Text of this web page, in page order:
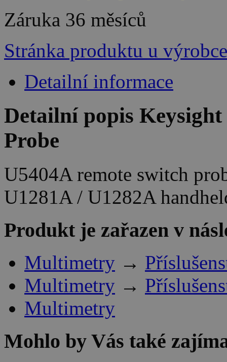
Záruka 36 měsíců
Stránka produktu u výrobce
Detailní informace
Detailní popis
Probe
U5404A remote switch
U1281A / U1282A
Produkt je zařazen v
Multimetry →
Multimetry →
Multimetry
Mohlo by Vás také